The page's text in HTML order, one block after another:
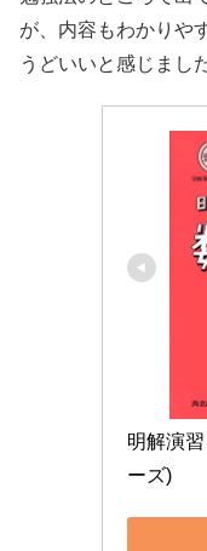
が、内容もわかりや
うどいいと感じまし
明解演
ーズ)